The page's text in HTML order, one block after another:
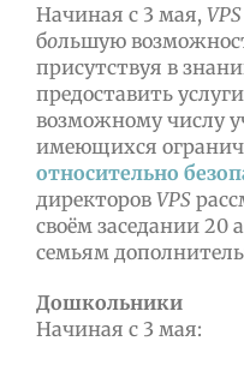
Начиная с 3 мая, VPS
большую
присутствуя в
предоставить
возможному числу
имеющихся
относительно
директоров VPS
своём заседании
семьям
Дошкольники
Начиная с 3 мая: